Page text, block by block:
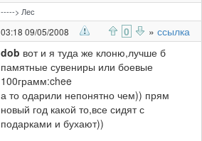
-----> Лес
03:18 09/05/2008 0 » ссылка
dob вот и я туда же клоню,лучше б
памятные сувениры или боевые
100грамм:chee
а то одарили непонятно чем)) прям
новый год какой то,все сидят с
подарками и бухают))